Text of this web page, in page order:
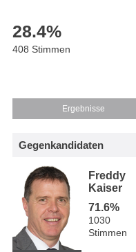
28.4%
408 Stimmen
Ergebnisse
Gegenkandidaten
Freddy
Kaiser
71.6%
1030
Stimmen